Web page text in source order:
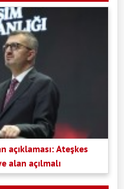
açıklaması: Ateşkes
alan açılmalı